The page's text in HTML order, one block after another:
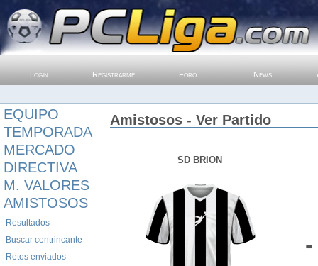
Login Registrarme Foro News
EQUIPO
TEMPORADA
MERCADO
DIRECTIVA
M. VALORES
AMISTOSOS
Resultados
Buscar contrincante
Retos enviados
Amistosos - Ver Partido
SD BRION
-